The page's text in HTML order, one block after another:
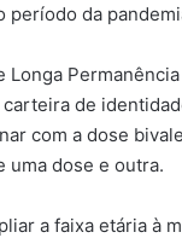
período da
de
com a dose
uma dose e outra.
a faixa etária